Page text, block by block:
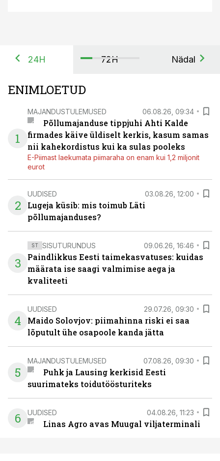
24H 72H Nädal
ENIMLOETUD
1
MAJANDUSTULEMUSED 06.08.26, 09:34
Põllumajanduse tippjuhi Ahti Kalde
firmades käive üldiselt kerkis, kasum samas
nii kahekordistus kui ka sulas pooleks
E-Piimast laekumata piimaraha on enam kui 1,2 miljonit
eurot
2
UUDISED 03.08.26, 12:00
Lugeja küsib: mis toimub Läti
põllumajanduses?
3
ST SISUTURUNDUS 09.06.26, 16:46
Paindlikkus Eesti taimekasvatuses: kuidas
määrata ise saagi valmimise aega ja
kvaliteeti
4
UUDISED 29.07.26, 09:30
Maido Solovjov: piimahinna riski ei saa
lõputult ühe osapoole kanda jätta
5
MAJANDUSTULEMUSED 07.08.26, 09:30
Puhk ja Lausing kerkisid Eesti
suurimateks toidutöösturiteks
6 UUDISED 04.08.26, 11:23
Linas Agro avas Muugal viljaterminali